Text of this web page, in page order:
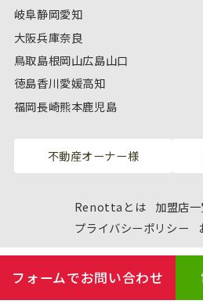
フォームでお問い合わせ
岐阜静岡愛知
大阪兵庫奈良
鳥取島根岡山広島山口
徳島香川愛媛高知
福岡長崎熊本鹿児島
不動産オーナー様
Renottaとは 加盟店
プライバシーポリシー